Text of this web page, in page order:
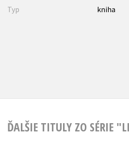
Typ kniha
ĎALŠIE TITULY ZO SÉRIE